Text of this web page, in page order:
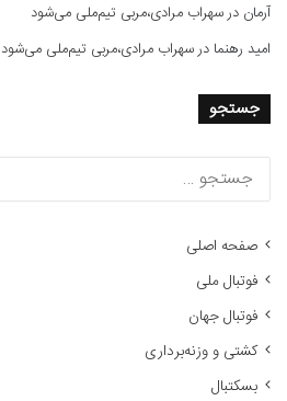
آرمان درسهراب مرادی،مربی تیم‌ملی می‌شود
امید رهنما درسهراب مرادی،مربی تیم‌ملی می‌شود
جستجو
صفحه اصلی
فوتبال ملی
فوتبال جهان
کشتی و وزنه‌برداری
بسکتبال